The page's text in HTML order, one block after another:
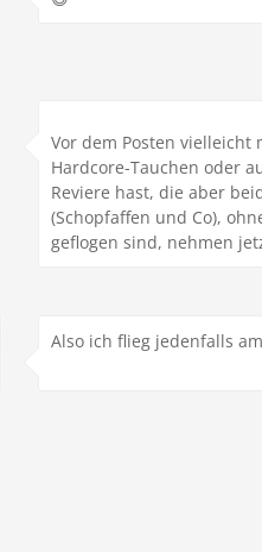
Vor dem Posten
Hardcore-Tauchen oder
Reviere hast, die aber
(Schopfaffen und Co),
geflogen sind, nehmen
Also ich flieg jedenfalls